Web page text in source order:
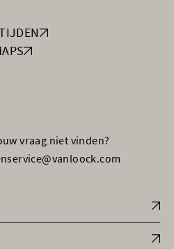
vraag niet vinden?